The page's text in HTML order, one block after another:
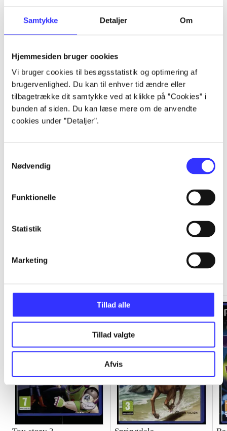
Samtykke Detaljer Om
Hjemmesiden bruger cookies
Vi bruger cookies til besøgsstatistik og optimering af
brugervenlighed. Du kan til enhver tid ændre eller
tilbagetrække dit samtykke ved at klikke på ”Cookies” i
bunden af siden. Du kan læse mere om de anvendte
cookies under ”Detaljer”.
Nødvendig
Funktionelle
Statistik
Marketing
Tillad alle
Tillad valgte
Afvis
Artikler
Alle registrerede artikler fordelt på udgivelser
...
...
...